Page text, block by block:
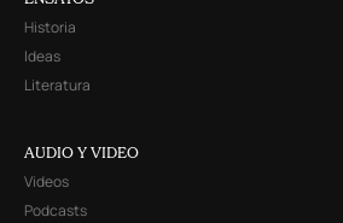
Historia
Ideas
Literatura
AUDIO Y VIDEO
Videos
Podcasts